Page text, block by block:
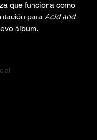
que funciona como
para Acid and
álbum.